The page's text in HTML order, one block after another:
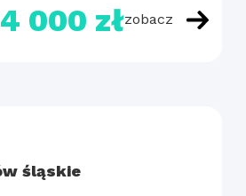
000 złzobacz
śląskie